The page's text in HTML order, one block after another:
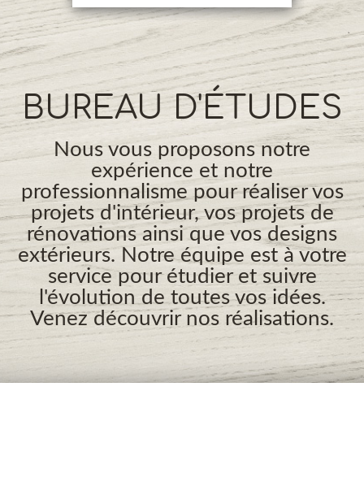
BUREAU D'ÉTUDES
Nous vous proposons notre
expérience et notre
professionnalisme pour réaliser vos
projets d'intérieur, vos projets de
rénovations ainsi que vos designs
extérieurs. Notre équipe est à votre
service pour étudier et suivre
l'évolution de toutes vos idées.
Venez découvrir nos réalisations.